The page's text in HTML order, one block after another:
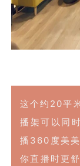
这个约20平
播架可以同
播360度美
你直播时更